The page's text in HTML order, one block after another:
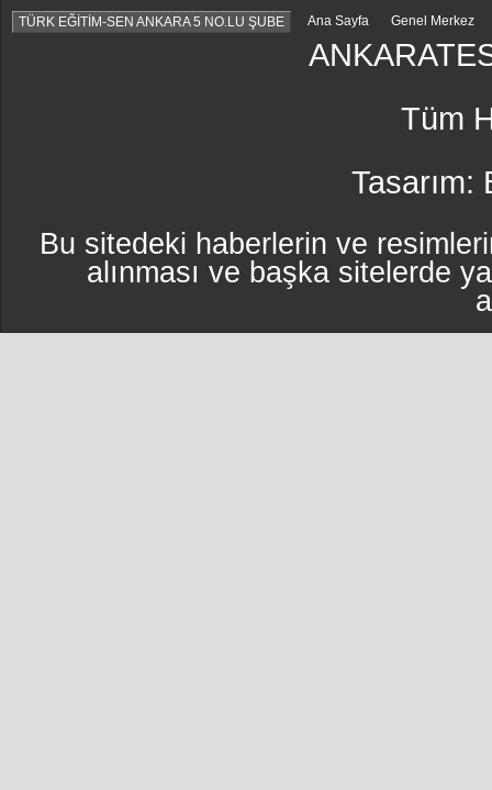
TÜRK EĞİTİM-SEN ANKARA 5 NO.LU ŞUBE Ana Sayfa Genel Merkez
Tüm
Tasarım:
Bu sitedeki haberlerin ve
alınması ve başka sitelerde